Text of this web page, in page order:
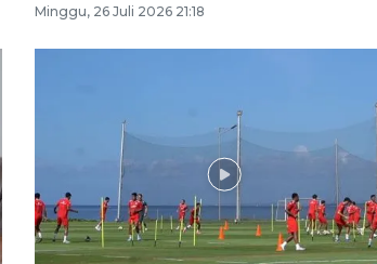
Minggu, 26 Juli 2026 21:18